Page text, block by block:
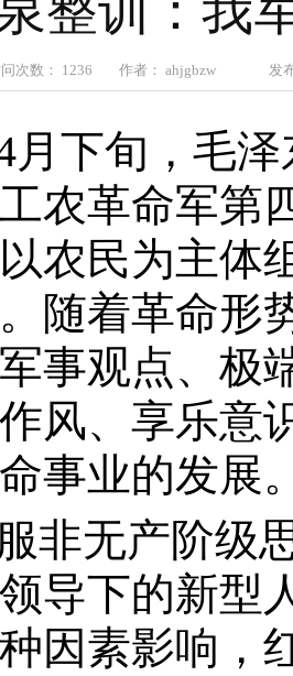
问次数： 1236 作者： ahjgbzw 发布
月下旬，毛
农革命军第
农民为主体
随着革命形
事观点、极
风、享乐意
事业的发展
非无产阶级
导下的新型
因素影响，